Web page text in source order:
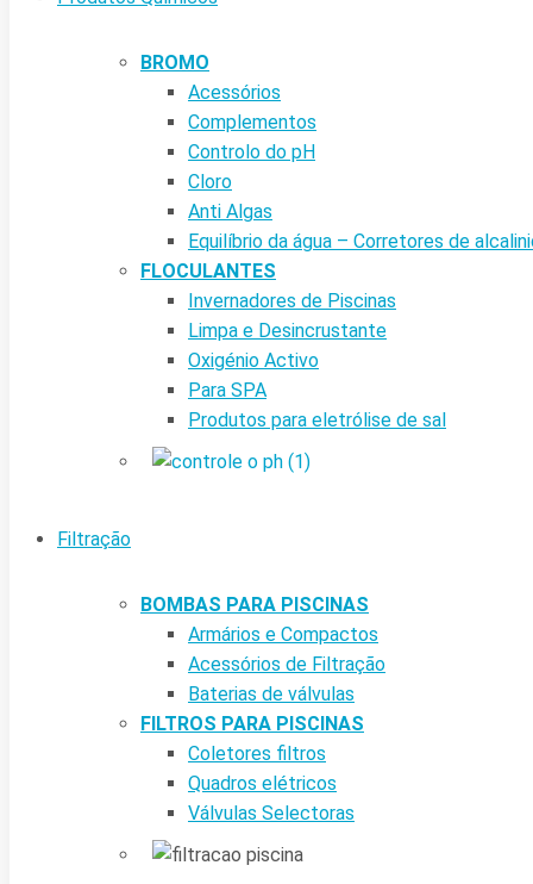
BROMO
Acessórios
Complementos
Controlo do pH
Cloro
Anti Algas
Equilíbrio da água – Corretores de
FLOCULANTES
Invernadores de Piscinas
Limpa e Desincrustante
Oxigénio Activo
Para SPA
Produtos para eletrólise de sal
Filtração
BOMBAS PARA PISCINAS
Armários e Compactos
Acessórios de Filtração
Baterias de válvulas
FILTROS PARA PISCINAS
Coletores filtros
Quadros elétricos
Válvulas Selectoras